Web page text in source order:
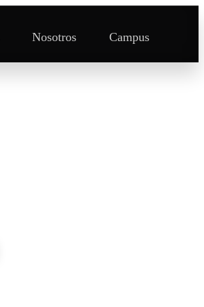
Nosotros Campus